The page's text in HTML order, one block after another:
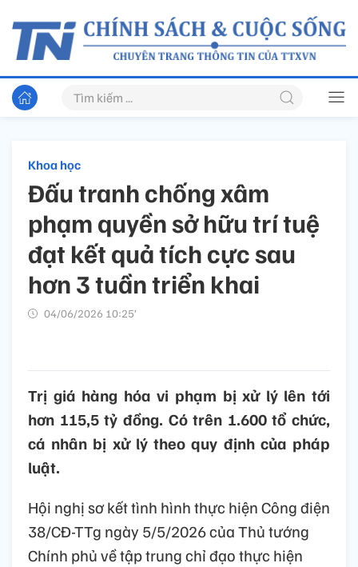
Khoa học
Đấu tranh chống xâm
phạm quyền sở hữu trí tuệ
đạt kết quả tích cực sau
hơn 3 tuần triển khai
04/06/2026 10:25’
Trị giá hàng hóa vi phạm bị xử lý lên tới
hơn 115,5 tỷ đồng. Có trên 1.600 tổ chức,
cá nhân bị xử lý theo quy định của pháp
luật.
Hội nghị sơ kết tình hình thực hiện Công điện
38/CĐ-TTg ngày 5/5/2026 của Thủ tướng
Chính phủ về tập trung chỉ đạo thực hiện